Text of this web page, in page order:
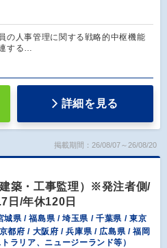
の⼈事管理に関する戦略的中枢機能
する…
詳細を見る
掲載期間：26/08/07～26/08/20
建築・工事監理）※発注者側/
日/年休120日
城県 / 福島県 / 埼玉県 / 千葉県 / 東京
都府 / 大阪府 / 兵庫県 / 広島県 / 福岡
ラリア、ニュージーランド等）